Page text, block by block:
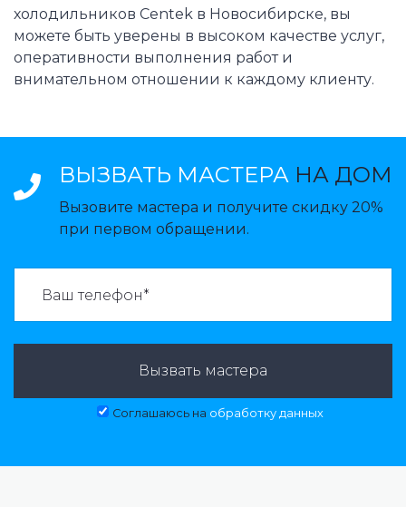
холодильников Centek в Новосибирске, вы
можете быть уверены в высоком качестве услуг,
оперативности выполнения работ и
внимательном отношении к каждому клиенту.
ВЫЗВАТЬ МАСТЕРА НА ДОМ
Вызовите мастера и получите скидку 20%
при первом обращении.
Вызвать мастера
Соглашаюсь на обработку данных